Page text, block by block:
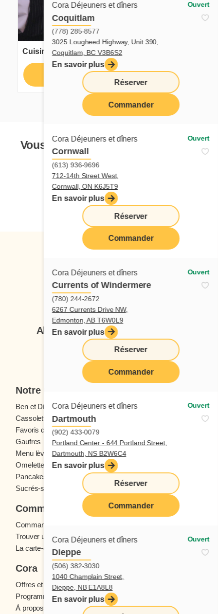
Cora Déjeuners et dîners Ouvert
Coquitlam
(778) 285-8577
3025 Lougheed Highway, Unit 390,
Coquitlam, BC V3B6S2
En savoir plus
Réserver
Commander
Cora Déjeuners et dîners Ouvert
Cornwall
(613) 936-9696
712-14th Street West,
Cornwall, ON K6J5T9
En savoir plus
Réserver
Commander
Cora Déjeuners et dîners Ouvert
Currents of Windermere
(780) 244-2672
6267 Currents Drive NW,
Edmonton, AB T6W0L9
En savoir plus
Réserver
Commander
Cora Déjeuners et dîners Ouvert
Dartmouth
(902) 433-0079
Portland Center - 644 Portland Street,
Dartmouth, NS B2W6C4
En savoir plus
Réserver
Commander
Cora Déjeuners et dîners Ouvert
Dieppe
(506) 382-3030
1040 Champlain Street,
Dieppe, NB E1A8L8
En savoir plus
Cuisinier ou cuisinière
Postuler En savoir plus
Vous ne voyez pas votre poste de
rêve?
Candidature spontanée
Suivez-nous
Abonnez-vous à notre infolettre
Je veux m'inscrire
Notre menu
Ben et Dictine
Boissons
Cassolettes
Favoris des ados
Gaufres
Menu enfants
Menu lève-tôt
Oeufs
Omelettes et Crêpomelettes
Pain doré
Pancakes
Sucrés-salés
Commander
Commande en ligne
Trouver un restaurant
La carte-cadeau Cora
Cora
Offres et concours
Programme fidélité Cora
À propos des restaurants Cora